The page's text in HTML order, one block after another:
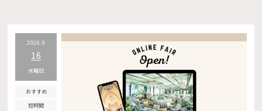
2026.9
16
水曜日
おすすめ
短時間